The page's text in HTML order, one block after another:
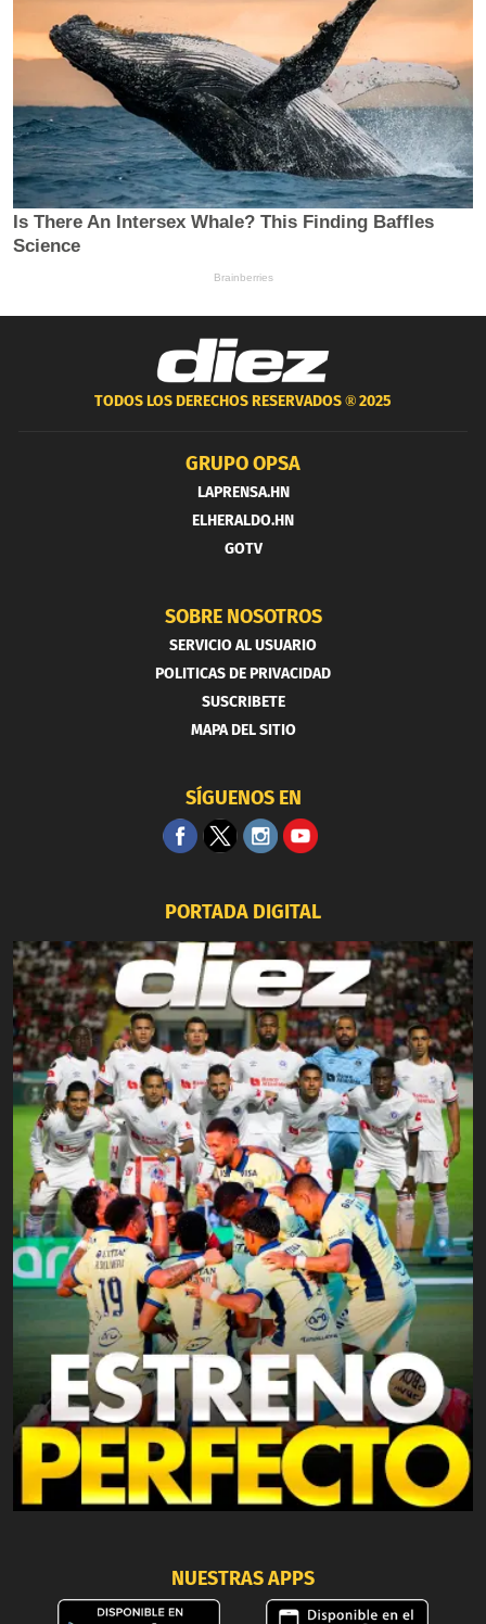
TODOS LOS DERECHOS RESERVADOS ®2025
GRUPO OPSA
LAPRENSA.HN
ELHERALDO.HN
GOTV
SOBRE NOSOTROS
SERVICIO AL USUARIO
POLITICAS DE PRIVACIDAD
SUSCRIBETE
MAPA DEL SITIO
SÍGUENOS EN
PORTADA DIGITAL
NUESTRAS APPS